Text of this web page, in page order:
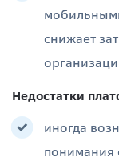
снижает
Недостатки
иногда
понимания